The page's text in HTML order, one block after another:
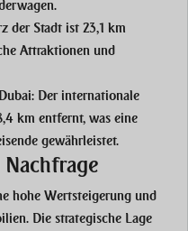
der Stadt ist 23,1 km
Attraktionen und
Der internationale
km entfernt, was eine
gewährleistet.
hohe Wertsteigerung und
Die strategische Lage